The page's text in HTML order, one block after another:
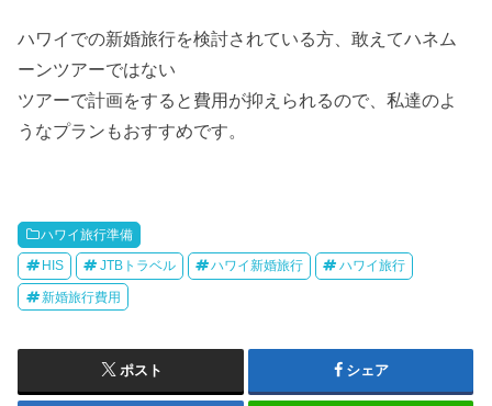
ハワイでの新婚旅行を検討されている方、敢えてハネム
ーンツアーではない
ツアーで計画をすると費用が抑えられるので、私達のよ
うなプランもおすすめです。
ハワイ旅行準備
HIS JTBトラベル ハワイ新婚旅行 ハワイ旅行
新婚旅行費用
ポスト シェア